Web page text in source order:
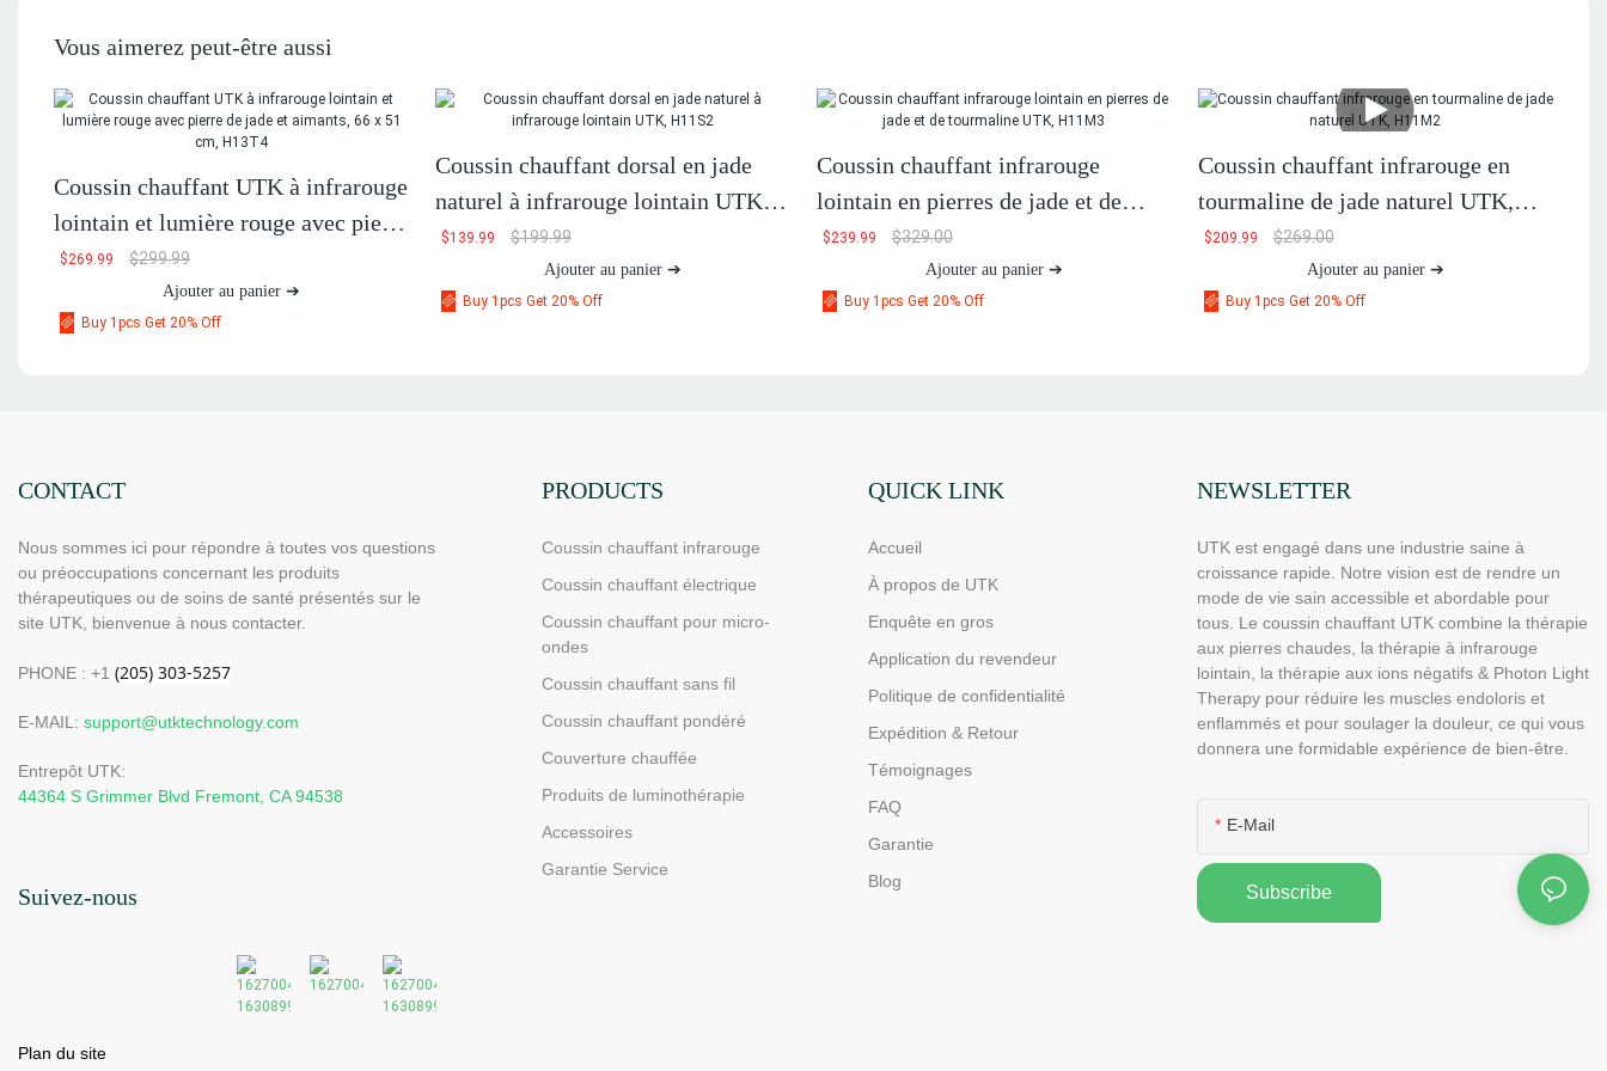
Vous aimerez peut-être aussi
Coussin chauffant UTK à infrarouge
lointain et lumière rouge avec pierre
de jade et aimants, 66 x 51 cm,
Buy 1pcs Get 20% Off
$269.99 $299.99
Ajouter au panier ➔
Coussin chauffant dorsal en jade
naturel à infrarouge lointain UTK,
H11S2
Buy 1pcs Get 20% Off
$139.99 $199.99
Ajouter au panier ➔
Coussin chauffant infrarouge
lointain en pierres de jade et de
tourmaline UTK, H11M3
Buy 1pcs Get 20% Off
$239.99 $329.00
Ajouter au panier ➔
Coussin chauffant infrarouge en
tourmaline de jade naturel UTK,
H11M2
Buy 1pcs Get 20% Off
$209.99 $269.00
Ajouter au panier ➔
CONTACT
Nous sommes ici pour répondre à toutes vos questions
ou préoccupations concernant les produits
thérapeutiques ou de soins de santé présentés sur le
site UTK, bienvenue à nous contacter.
PHONE : +1
E-MAIL: support@utktechnology.com
Entrepôt UTK:
44364 S Grimmer Blvd Fremont, CA 94538
Suivez-nous
Plan du site
PRODUCTS
Coussin chauffant infrarouge
Coussin chauffant électrique
Coussin chauffant pour micro-
ondes
Coussin chauffant sans fil
Coussin chauffant pondéré
Couverture chauffée
Produits de luminothérapie
Accessoires
Garantie Service
QUICK LINK
Accueil
À propos de UTK
Enquête en gros
Application du revendeur
Politique de confidentialité
Expédition & Retour
Témoignages
FAQ
Garantie
Blog
NEWSLETTER
UTK est engagé dans une industrie saine à
croissance rapide. Notre vision est de rendre un
mode de vie sain accessible et abordable pour
tous. Le coussin chauffant UTK combine la thérapie
aux pierres chaudes, la thérapie à infrarouge
lointain, la thérapie aux ions négatifs & Photon Light
Therapy pour réduire les muscles endoloris et
enflammés et pour soulager la douleur, ce qui vous
donnera une formidable expérience de bien-être.
E-Mail
Subscribe